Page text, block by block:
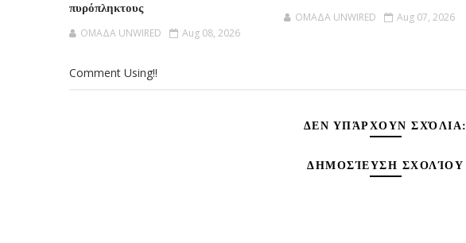
πυρόπληκτους
OMAΔΑ UNWIRED Aug 08, 2026
OMAΔΑ UNWIRED Aug 07, 2026
Comment Using!!
ΔΕΝ ΥΠΆΡΧΟΥΝ ΣΧΌΛΙΑ:
ΔΗΜΟΣΊΕΥΣΗ ΣΧΟΛΊΟΥ